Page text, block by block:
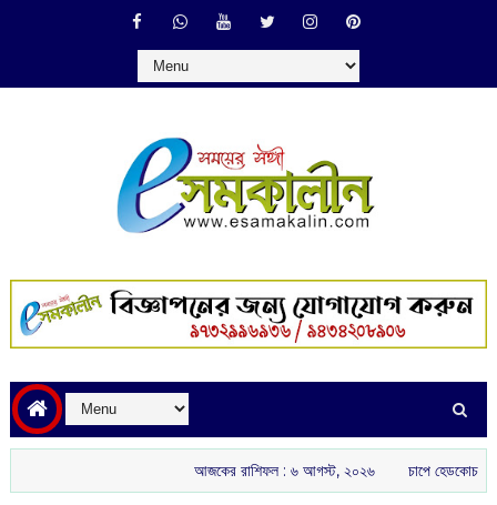
আজকের রাশিফল :‌ ‌‌৬ আগস্ট, ২০২৬ চাপে হেডকোচ গৌতম গম্ভীর: